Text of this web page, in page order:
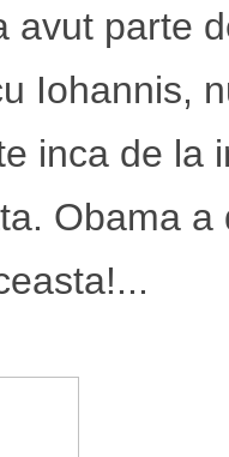
avut parte
Iohannis,
inca de la
Obama